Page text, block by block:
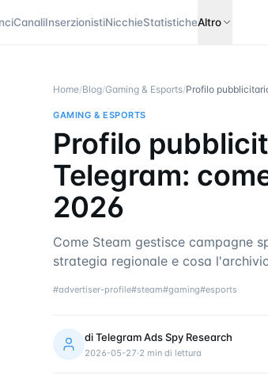
CanaliInserzionistiNicchieStatisticheAltro
Home/Blog/Gaming & Esports/Profilo
GAMING & ESPORTS
Profilo
Telegram:
2026
Come Steam gestisce campagne
strategia regionale e cosa
#advertiser-profile#steam#gaming#esports
diTelegram Ads Spy Research
2026-05-27·2 min di lettura